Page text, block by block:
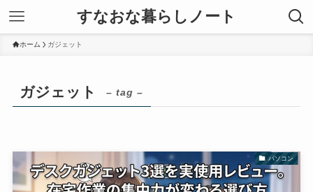
すなおな暮らしノート
ホーム ガジェット
ガジェット – tag –
パソコン